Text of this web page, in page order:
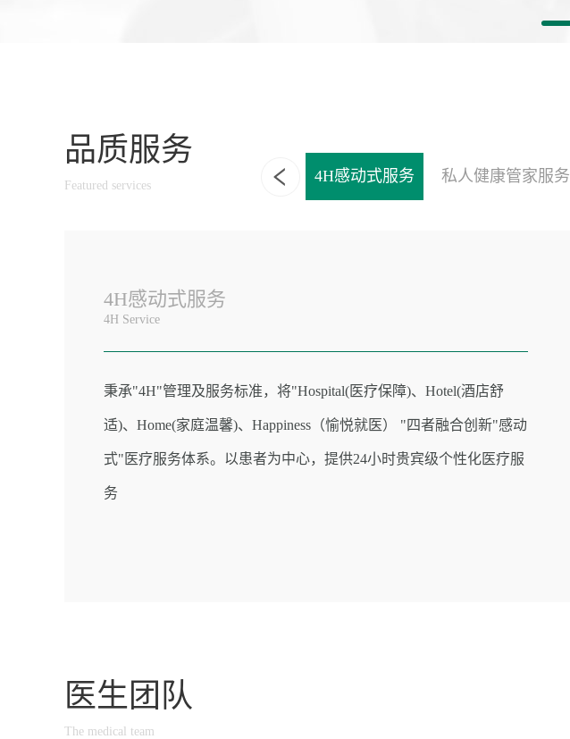
品质服务
Featured services
独立诊室 一站式家庭口腔健康管理 4H感动式服务 私人健康管家服务
4H感动式服务
4H Service
秉承"4H"管理及服务标准，将"Hospital(医疗保障)、Hotel(酒店舒
适)、Home(家庭温馨)、Happiness（愉悦就医） "四者融合创新"感动
式"医疗服务体系。以患者为中心，提供24小时贵宾级个性化医疗服
务
医生团队
The medical team